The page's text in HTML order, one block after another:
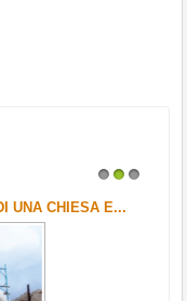
UNA CHIESA E...